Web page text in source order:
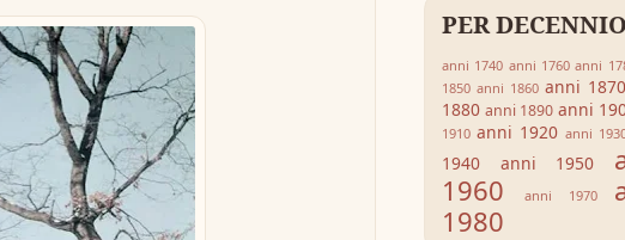
PER
anni 1740 anni 1760 anni
1850 anni 1860 anni 1870
1880 anni 1890 anni
1910 anni 1920 anni
1940 anni 1950
1960
anni 1970
1980